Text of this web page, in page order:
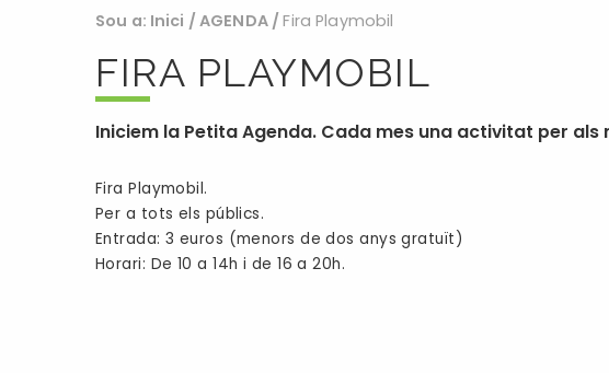
Sou a: Inici /AGENDA /Fira Playmobil
FIRA PLAYMOBIL
Iniciem la Petita Agenda. Cada mes una activitat per
Fira Playmobil.
Per a tots els públics.
Entrada: 3 euros (menors de dos anys gratuït)
Horari: De 10 a 14h i de 16 a 20h.